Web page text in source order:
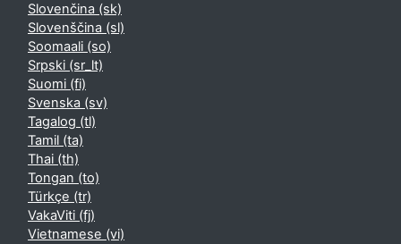
Slovenčina ‎(sk)‎
Slovenščina ‎(sl)‎
Soomaali ‎(so)‎
Srpski ‎(sr_lt)‎
Suomi ‎(fi)‎
Svenska ‎(sv)‎
Tagalog ‎(tl)‎
Tamil ‎(ta)‎
Thai ‎(th)‎
Tongan ‎(to)‎
Türkçe ‎(tr)‎
VakaViti ‎(fj)‎
Vietnamese ‎(vi)‎